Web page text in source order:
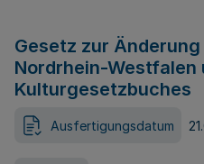
Gesetz zur
Nordrhein-Westfalen
Kulturgesetzbuches
Ausfertigungsdatum